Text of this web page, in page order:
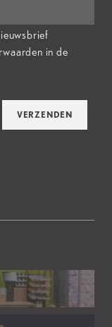
in de
VERZENDEN